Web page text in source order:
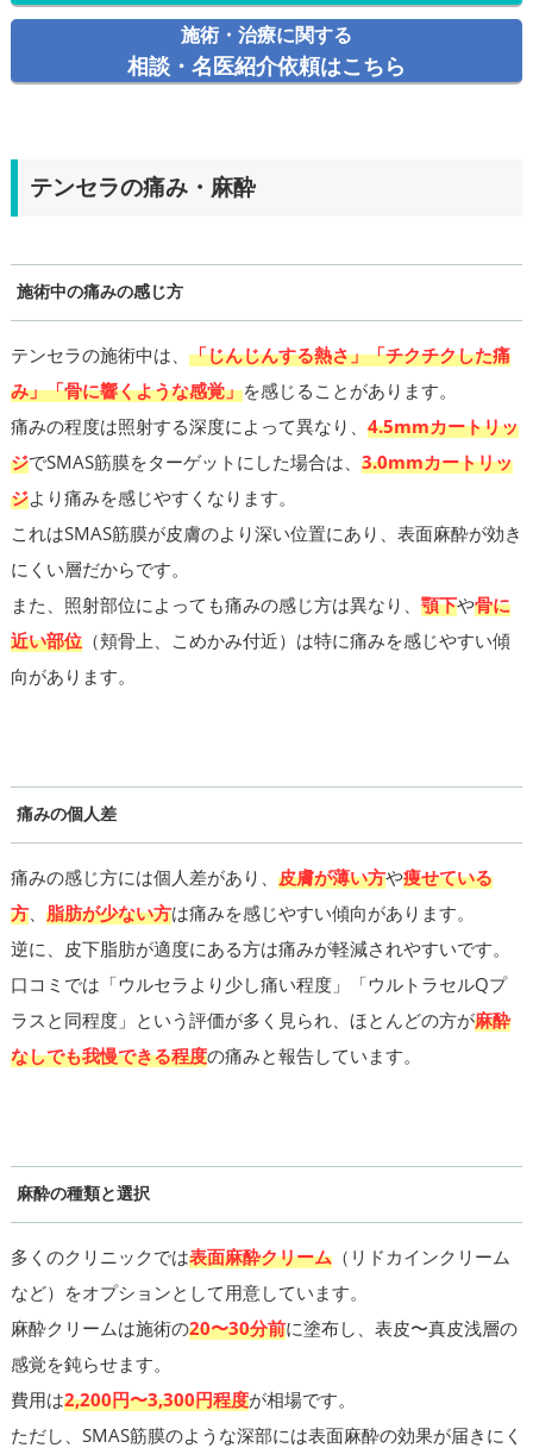
施術・治療に関する
相談・名医紹介依頼はこちら
テンセラの痛み・麻酔
施術中の痛みの感じ方
テンセラの施術中は、 「じんじんする熱さ」「チクチクした痛
み」「骨に響くような感覚」を感じることがあります。
痛みの程度は照射する深度によって異なり、 4.5mmカートリッ
ジでSMAS筋膜をターゲットにした場合は、 3.0mmカートリッ
ジより痛みを感じやすくなります。
これはSMAS筋膜が皮膚のより深い位置にあり、表面麻酔が効き
にくい層だからです。
また、照射部位によっても痛みの感じ方は異なり、 顎下や骨に
近い部位（頬骨上、こめかみ付近）は特に痛みを感じやすい傾
向があります。
痛みの個人差
痛みの感じ方には個人差があり、 皮膚が薄い方や痩せている
方、 脂肪が少ない方は痛みを感じやすい傾向があります。
逆に、皮下脂肪が適度にある方は痛みが軽減されやすいです。
口コミでは「ウルセラより少し痛い程度」「ウルトラセルQプ
ラスと同程度」という評価が多く見られ、ほとんどの方が麻酔
なしでも我慢できる程度の痛みと報告しています。
麻酔の種類と選択
多くのクリニックでは表面麻酔クリーム（リドカインクリーム
など）をオプションとして用意しています。
麻酔クリームは施術の20〜30分前に塗布し、表皮〜真皮浅層の
感覚を鈍らせます。
費用は2,200円〜3,300円程度が相場です。
ただし、SMAS筋膜のような深部には表面麻酔の効果が届きにく